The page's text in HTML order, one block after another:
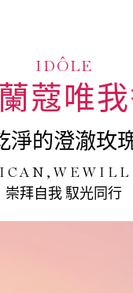
IDÔLE
蔻唯
淨的澄澈玫
I C A N , W E W I L L
崇拜自我 馭光同行